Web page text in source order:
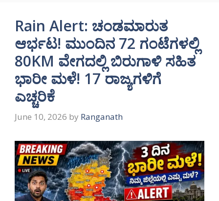
Rain Alert: ಚಂಡಮಾರುತ
ಆರ್ಭಟ! ಮುಂದಿನ 72 ಗಂಟೆಗಳಲ್ಲಿ
80KM ವೇಗದಲ್ಲಿ ಬಿರುಗಾಳಿ ಸಹಿತ
ಭಾರೀ ಮಳೆ! 17 ರಾಜ್ಯಗಳಿಗೆ
ಎಚ್ಚರಿಕೆ
June 10, 2026 by Ranganath